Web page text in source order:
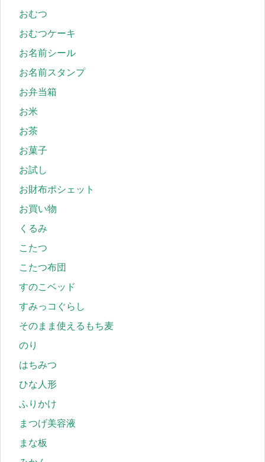
おむつ
おむつケーキ
お名前シール
お名前スタンプ
お弁当箱
お米
お茶
お菓子
お試し
お財布ポシェット
お買い物
くるみ
こたつ
こたつ布団
すのこベッド
すみっコぐらし
そのまま使えるもち麦
のり
はちみつ
ひな人形
ふりかけ
まつげ美容液
まな板